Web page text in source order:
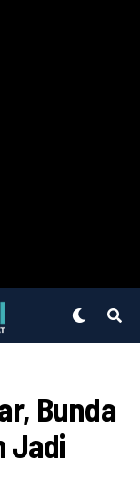
Bunda
Jadi